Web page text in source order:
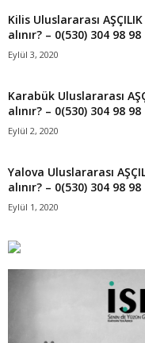
Kilis Uluslararası
alınır? – 0(530) 304 98 98
Eylül 3, 2020
Karabük Uluslararası
alınır? – 0(530) 304 98 98
Eylül 2, 2020
Yalova Uluslararası
alınır? – 0(530) 304 98 98
Eylül 1, 2020